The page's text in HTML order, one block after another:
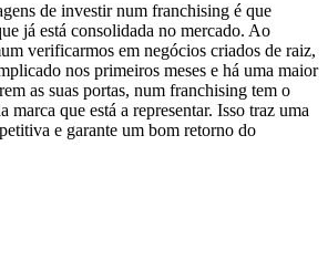
de investir num franchising é que
já está consolidada no mercado. Ao
verificarmos em negócios criados de raiz,
nos primeiros meses e há uma maior
as suas portas, num franchising tem o
marca que está a representar. Isso traz uma
e garante um bom retorno do